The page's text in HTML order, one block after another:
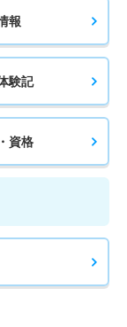
報
験記
資格